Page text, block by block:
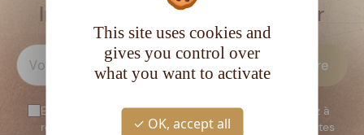
Inscrivez-vous à la newsletter
En vous inscrivant à notre newsletter, vous consentez à
recevoir notre newsletter. Vous confirmez que vous êtes
This site uses cookies and
gives you control over
what you want to activate
OK, accept all